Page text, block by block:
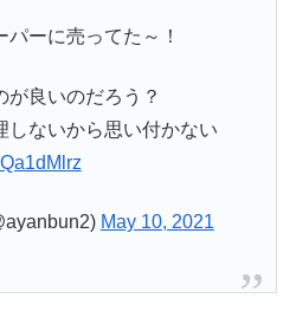
ーに売ってた～！
が良いのだろう？
しないから思い付かない
May 10, 2021